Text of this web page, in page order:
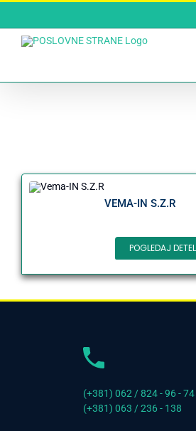
content
VEMA-IN S.Z.R
POGLEDAJ
(+381) 062 / 824 - 96 - 74
(+381) 063 / 236 - 138